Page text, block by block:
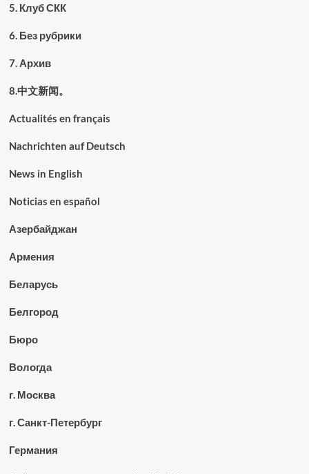
5. Клуб СКК
6. Без рубрики
7. Архив
8.中文新闻。
Actualités en français
Nachrichten auf Deutsch
News in English
Noticias en español
Азербайджан
Армения
Беларусь
Белгород
Бюро
Вологда
г. Москва
г. Санкт-Петербург
Германия